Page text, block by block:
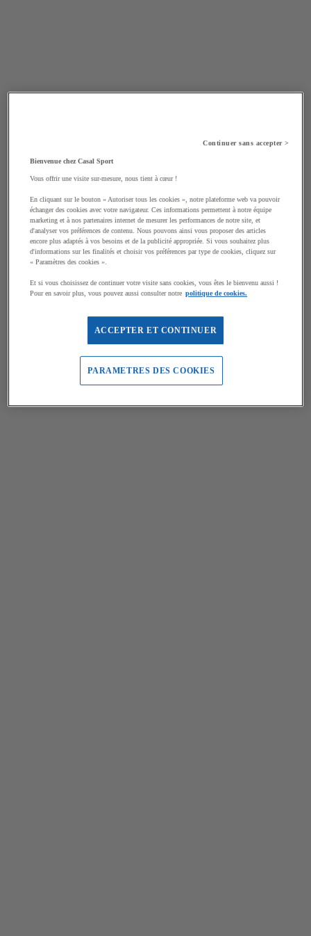
Continuer sans accepter >
Bienvenue chez Casal Sport
Vous offrir une visite sur-mesure, nous tient à cœur !
En cliquant sur le bouton « Autoriser tous les cookies », notre plateforme web va pouvoir
échanger des cookies avec votre navigateur. Ces informations permettent à notre équipe
marketing et à nos partenaires internet de mesurer les performances de notre site, et
d'analyser vos préférences de contenu. Nous pouvons ainsi vous proposer des articles
encore plus adaptés à vos besoins et de la publicité appropriée. Si vous souhaitez plus
d'informations sur les finalités et choisir vos préférences par type de cookies, cliquez sur
« Paramètres des cookies ».
Et si vous choisissez de continuer votre visite sans cookies, vous êtes le bienvenu aussi !
Pour en savoir plus, vous pouvez aussi consulter notre politique de cookies.
ACCEPTER ET CONTINUER
PARAMETRES DES COOKIES